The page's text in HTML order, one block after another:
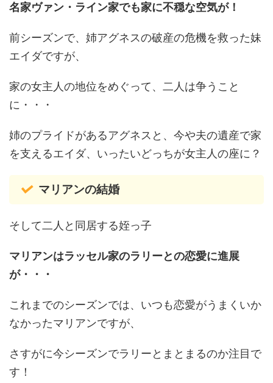
名家ヴァン・ライン家でも家に不穏な空気が！
前シーズンで、姉アグネスの破産の危機を救った妹
エイダですが、
家の女主人の地位をめぐって、二人は争うこと
に・・・
姉のプライドがあるアグネスと、今や夫の遺産で家
を支えるエイダ、いったいどっちが女主人の座に？
マリアンの結婚
そして二人と同居する姪っ子
マリアンはラッセル家のラリーとの恋愛に進展
が・・・
これまでのシーズンでは、いつも恋愛がうまくいか
なかったマリアンですが、
さすがに今シーズンでラリーとまとまるのか注目で
す！